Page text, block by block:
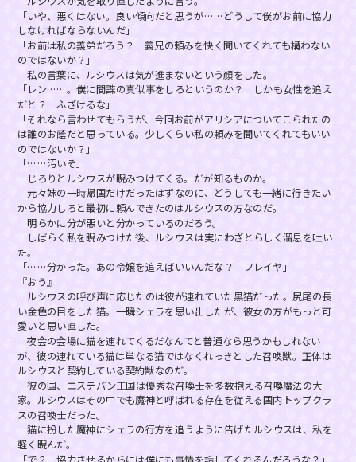
「いや、悪くはない。良い傾向だと思うが……どうして僕がお前に協力
しなければならないんだ」
「お前は私の義弟だろう？ 義兄の頼みを快く聞いてくれても構わない
のではないか？」
私の言葉に、ルシウスは気が進まないという顔をした。
「レン……。僕に間諜の真似事をしろというのか？ しかも女性を追え
だと？ ふざけるな」
「それなら言わせてもらうが、今回お前がアリシアについてこられたの
は誰のお蔭だと思っている。少しくらい私の頼みを聞いてくれてもいい
のではないか？」
「……汚いぞ」
じろりとルシウスが睨みつけてくる。だが知るものか。
元々妹の一時帰国だけだったはずなのに、どうしても一緒に行きたい
から協力しろと最初に頼んできたのはルシウスの方なのだ。
明らかに分が悪いと分かっているのだろう。
しばらく私を睨みつけた後、ルシウスは実にわざとらしく溜息を吐い
た。
「……分かった。あの令嬢を追えばいいんだな？ フレイヤ」
『おう』
ルシウスの呼び声に応じたのは彼が連れていた黒猫だった。尻尾の長
い金色の目をした猫。一瞬シェラを思い出したが、彼女の方がもっと可
愛いと思い直した。
夜会の会場に猫を連れてくるだなんてと普通なら思うかもしれない
が、彼の連れている猫は単なる猫ではなくれっきとした召喚獣。正体は
ルシウスと契約している契約獣なのだ。
彼の国、エステバン王国は優秀な召喚士を多数抱える召喚魔法の大
家。ルシウスはその中でも魔神と呼ばれる存在を従える国内トップクラ
スの召喚士だった。
猫に扮した魔神にシェラの行方を追うように告げたルシウスは、私を
軽く睨んだ。
「で？ 協力させるからには僕にも事情を話してくれるんだろうな？」